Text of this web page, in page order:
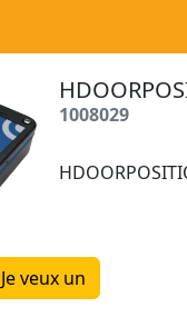
1008029
Je veux un